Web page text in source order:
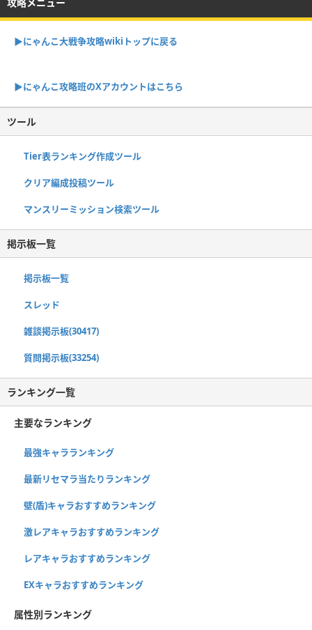
攻略メニュー
▶︎にゃんこ大戦争攻略wikiトップに戻る
▶︎にゃんこ攻略班のXアカウントはこちら
ツール
Tier表ランキング作成ツール
クリア編成投稿ツール
マンスリーミッション検索ツール
掲示板一覧
掲示板一覧
スレッド
雑談掲示板(30417)
質問掲示板(33254)
ランキング一覧
主要なランキング
最強キャラランキング
最新リセマラ当たりランキング
壁(盾)キャラおすすめランキング
激レアキャラおすすめランキング
レアキャラおすすめランキング
EXキャラおすすめランキング
属性別ランキング